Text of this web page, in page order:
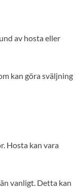
av hosta eller
kan göra sväljning
Hosta kan vara
vanligt. Detta kan